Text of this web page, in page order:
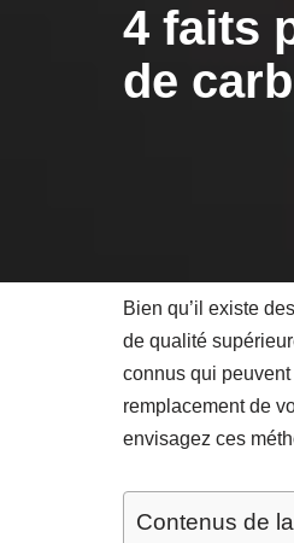
4 faits
de
Bien qu’il existe
de qualité
connus qui
remplacement de
envisagez ces
Contenus de